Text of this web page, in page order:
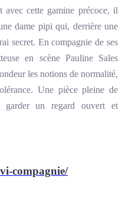
avec cette gamine précoce, il
dame pipi qui, derrière une
secret. En compagnie de ses
en scène Pauline Sales
les notions de normalité,
Une pièce pleine de
garder un regard ouvert et
compagnie/